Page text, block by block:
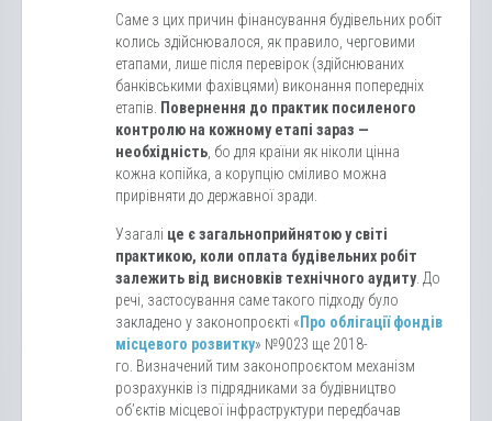
Саме з цих причин фінансування будівельних робіт
колись здійснювалося, як правило, черговими
етапами, лише після перевірок (здійснюваних
банківськими фахівцями) виконання попередніх
етапів. Повернення до практик посиленого
контролю на кожному етапі зараз —
необхідність, бо для країни як ніколи цінна
кожна копійка, а корупцію сміливо можна
прирівняти до державної зради.
Узагалі це є загальноприйнятою у світі
практикою, коли оплата будівельних робіт
залежить від висновків технічного аудиту. До
речі, застосування саме такого підходу було
закладено у законопроєкті « Про облігації фондів
місцевого розвитку» №9023 ще 2018-
го. Визначений тим законопроєктом механізм
розрахунків із підрядниками за будівництво
об’єктів місцевої інфраструктури передбачав